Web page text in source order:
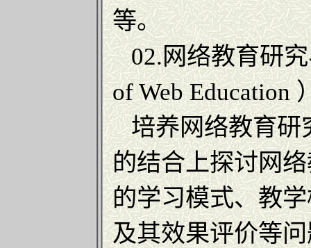
等。
02.网络教育研究
of Web Education
培养网络教育研
的结合上探讨网
的学习模式、教
及其效果评价等